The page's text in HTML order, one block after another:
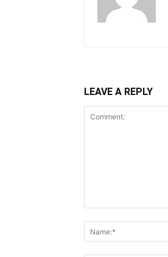
LEAVE A REPLY